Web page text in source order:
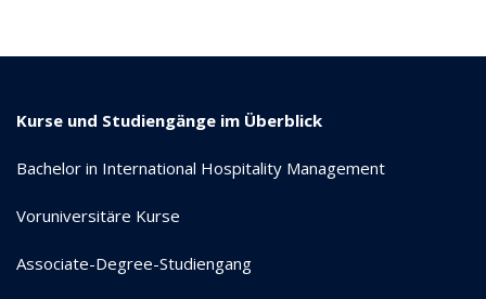
Kurse und Studiengänge im Überblick
Bachelor in International Hospitality Management
Voruniversitäre Kurse
Associate-Degree-Studiengang